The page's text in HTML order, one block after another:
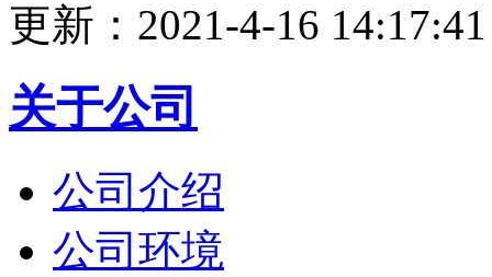
更新：2021-4-16
关于公司
公司介绍
公司环境